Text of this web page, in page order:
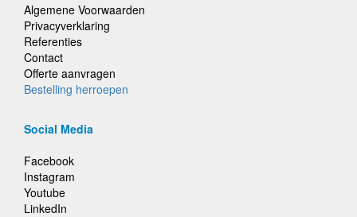
Algemene Voorwaarden
Privacyverklaring
Referenties
Contact
Offerte aanvragen
Bestelling herroepen
Social Media
Facebook
Instagram
Youtube
LinkedIn